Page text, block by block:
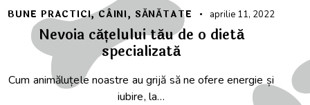
BUNE PRACTICI,CÂINI, SĂNĂTATE aprilie 11, 2022
Nevoia cățelului tău de o dietă
specializată
Cum animăluțele noastre au grijă să ne ofere energie și
iubire, la…